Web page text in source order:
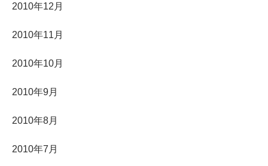
2010年12月
2010年11月
2010年10月
2010年9月
2010年8月
2010年7月